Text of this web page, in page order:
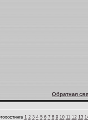
Обратная
1 2 3 4 5 6 7 8 9 10 11 12 13